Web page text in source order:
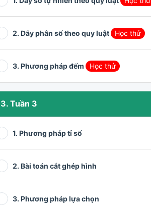
2. Dãy phân số theo quy luật Học thử
3. Phương pháp đếm Học thử
3. Tuần 3
1. Phương pháp tỉ số
2. Bài toán cắt ghép hình
3. Phương pháp lựa chọn